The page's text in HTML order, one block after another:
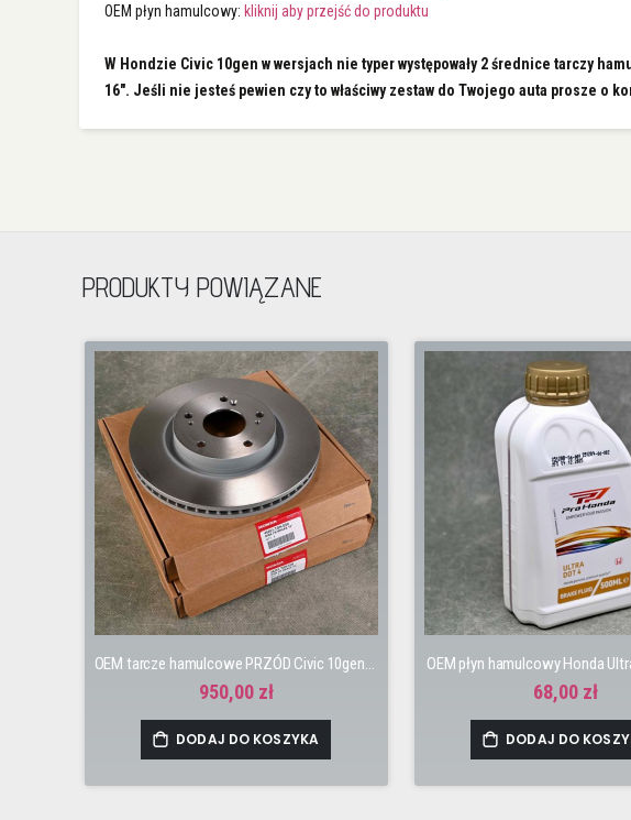
OEM płyn hamulcowy: kliknij aby przejść do produktu
W Hondzie Civic 10gen w wersjach nie typer występowały 2 średnice tarczy
16". Jeśli nie jesteś pewien czy to właściwy zestaw do Twojego auta prosze o
PRODUKTY POWIĄZANE
OEM tarcze hamulcowe PRZÓD Civic 10gen 17-22 L15B 1.5 Turbo (zestaw 2 sztuk)
950,00 zł
DODAJ DO KOSZYKA
OEM płyn hamulcowy Honda
68,00 zł
DODAJ DO